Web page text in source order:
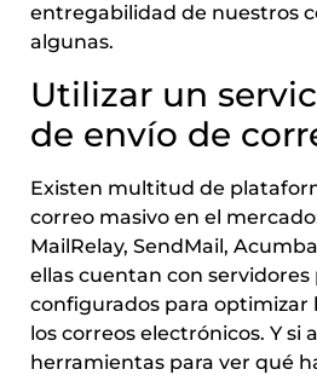
entregabilidad de nuestros
algunas.
Utilizar un
de envío de
Existen multitud de
correo masivo en el
MailRelay, SendMail,
ellas cuentan con
configurados para optimizar
los correos electrónicos. Y si
herramientas para ver qué